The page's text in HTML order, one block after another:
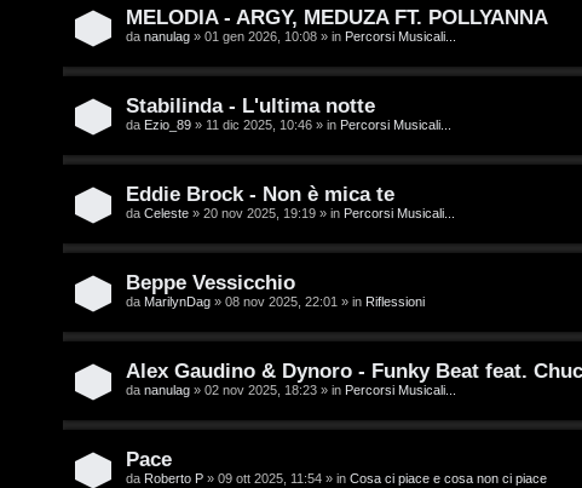
MELODIA - ARGY, MEDUZA FT. POLLYANNA
da nanulag » 01 gen 2026, 10:08 » in Percorsi Musicali...
Stabilinda - L'ultima notte
da Ezio_89 » 11 dic 2025, 10:46 » in Percorsi Musicali...
Eddie Brock - Non è mica te
da Celeste » 20 nov 2025, 19:19 » in Percorsi Musicali...
Beppe Vessicchio
da MarilynDag » 08 nov 2025, 22:01 » in Riflessioni
Alex Gaudino & Dynoro - Funky Beat feat.
da nanulag » 02 nov 2025, 18:23 » in Percorsi Musicali...
Pace
da Roberto P » 09 ott 2025, 11:54 » in Cosa ci piace e cosa non ci piace